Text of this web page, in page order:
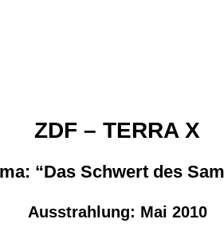
ZDF – TERRA X
“Das Schwert des
Ausstrahlung: Mai 2010